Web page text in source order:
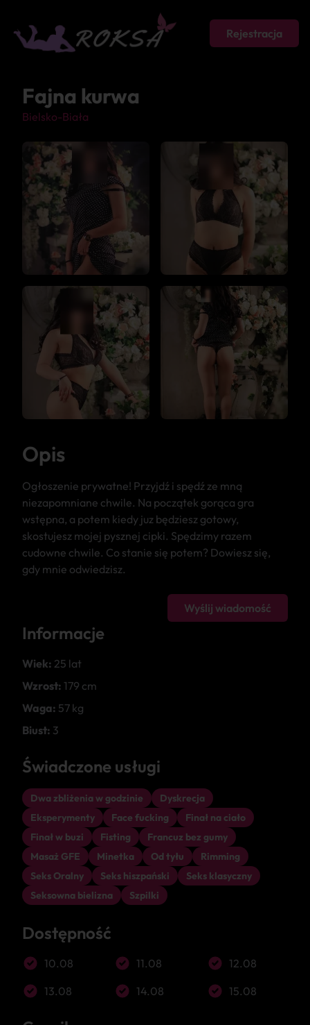
Rejestracja
Fajna kurwa
Bielsko-Biała
Opis
Ogłoszenie prywatne! Przyjdź i spędź ze mną
niezapomniane chwile. Na początek gorąca gra
wstępna, a potem kiedy juz będziesz gotowy,
skostujesz mojej pysznej cipki. Spędzimy razem
cudowne chwile. Co stanie się potem? Dowiesz się,
gdy mnie odwiedzisz.
Wyślij wiadomość
Informacje
Wiek: 25 lat
Wzrost: 179 cm
Waga: 57 kg
Biust: 3
Świadczone usługi
Dwa zbliżenia w godzinie
Dyskrecja
Eksperymenty
Face fucking
Finał na ciało
Finał w buzi
Fisting
Francuz bez gumy
Masaż GFE
Minetka Od tyłu
Rimming
Seks Oralny
Seks hiszpański
Seks klasyczny
Seksowna bielizna
Szpilki
Dostępność
10.08 11.08
12.08
13.08
14.08 15.08